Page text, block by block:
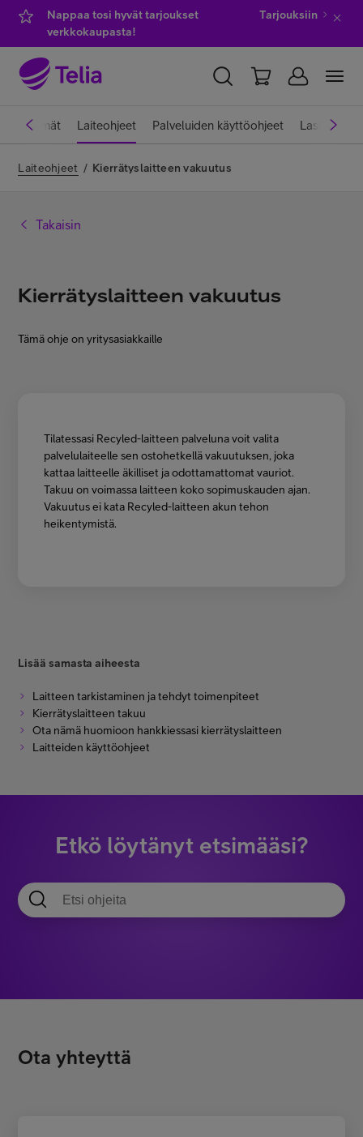
Nappaa tosi hyvät tarjoukset
verkkokaupasta!
Tarjouksiin
YKSITYISILLE YRITYKSILLE WHOLESALE
Inspiroidu
EN SV
Laiteohjeet Palveluiden käyttöohjeet Laskut ja
Laiteohjeet / Kierrätyslaitteen vakuutus
Takaisin
Kierrätyslaitteen vakuutus
Tämä ohje on yritysasiakkaille
Tilatessasi Recyled-laitteen palveluna voit valita
palvelulaiteelle sen ostohetkellä vakuutuksen, joka
kattaa laitteelle äkilliset ja odottamattomat vauriot.
Takuu on voimassa laitteen koko sopimuskauden ajan.
Vakuutus ei kata Recyled-laitteen akun tehon
heikentymistä.
Lisää samasta aiheesta
Laitteen tarkistaminen ja tehdyt toimenpiteet
Kierrätyslaitteen takuu
Ota nämä huomioon hankkiessasi kierrätyslaitteen
Laitteiden käyttöohjeet
Etkö löytänyt etsimääsi?
Ota yhteyttä